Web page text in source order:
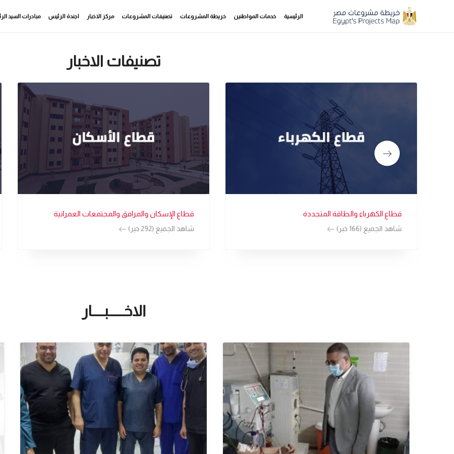
الرئيسية خدمات المواطنين خريطة المشروعات تصنيفات المشروعات مركز الاخبار اجندة الرئيس مبادرات السيد
تصنيفات الاخبار
قطاع الكهرباء والطاقة المتجددة
شاهد الجميع (166 خبر)
قطاع الإسكان والمرافق والمجتمعات العمرانية
شاهد الجميع (292 خبر)
الاخـــــبــــار